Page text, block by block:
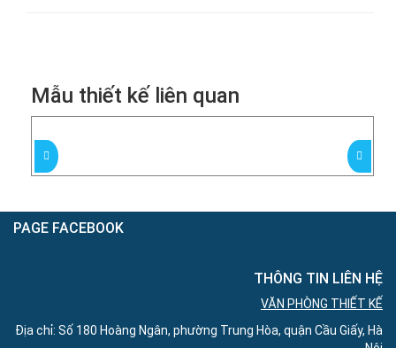
Mẫu thiết kế liên quan
PAGE FACEBOOK
THÔNG TIN LIÊN HỆ
VĂN PHÒNG THIẾT KẾ
Địa chỉ: Số 180 Hoàng Ngân, phường Trung Hòa, quận Cầu Giấy, Hà